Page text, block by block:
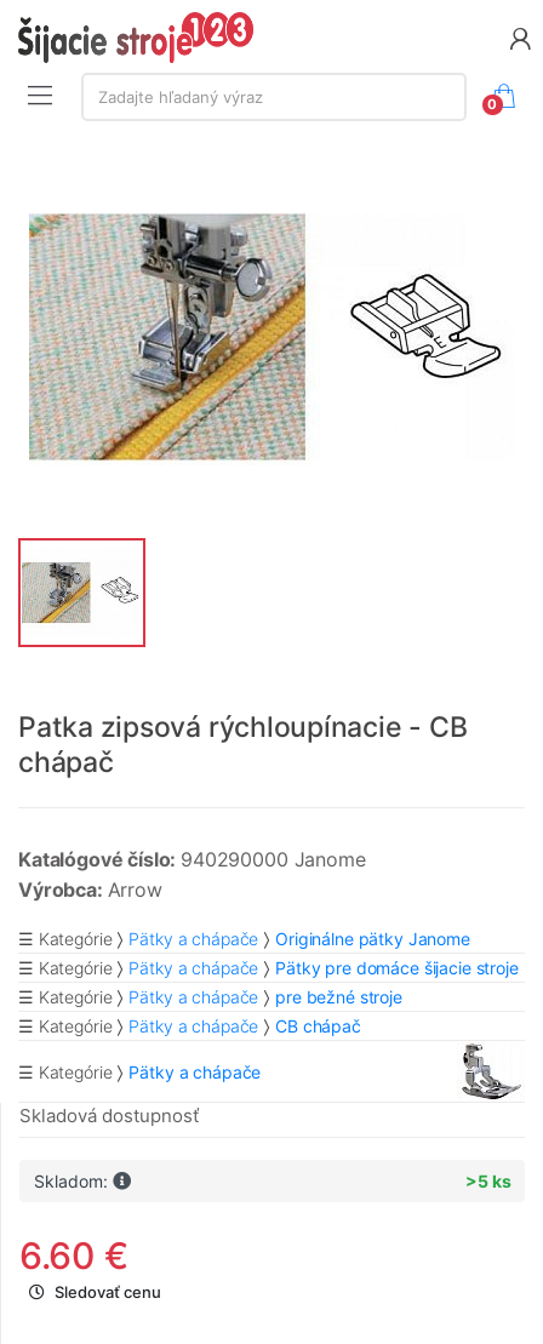
Vyhľadávanie:
Zadajte hľadaný výraz
0
Patka zipsová rýchloupínacie - CB
chápač
Katalógové číslo: 940290000 Janome
Výrobca: Arrow
☰ Kategórie Pätky a chápače
Originálne pätky Janome
☰ Kategórie
Pätky a chápače
Pätky pre domáce šijacie stroje
☰ Kategórie
Pätky a chápače
pre bežné stroje
☰ Kategórie
Pätky a chápače CB chápač
☰ Kategórie Pätky a chápače
Skladová dostupnosť
Skladom: >5 ks
6.60 €
Sledovať cenu